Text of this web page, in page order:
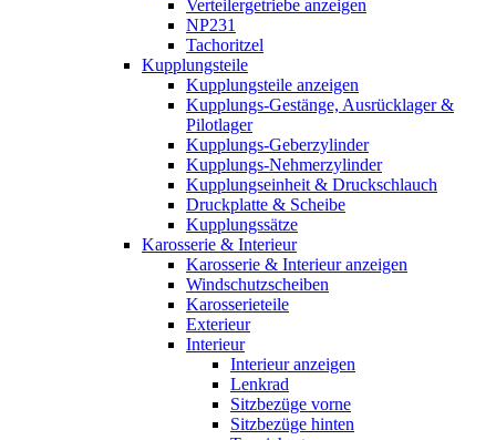
Verteilergetriebe anzeigen
NP231
Tachoritzel
Kupplungsteile
Kupplungsteile anzeigen
Kupplungs-Gestänge, Ausrücklager &
Pilotlager
Kupplungs-Geberzylinder
Kupplungs-Nehmerzylinder
Kupplungseinheit & Druckschlauch
Druckplatte & Scheibe
Kupplungssätze
Karosserie & Interieur
Karosserie & Interieur anzeigen
Windschutzscheiben
Karosserieteile
Exterieur
Interieur
Interieur anzeigen
Lenkrad
Sitzbezüge vorne
Sitzbezüge hinten